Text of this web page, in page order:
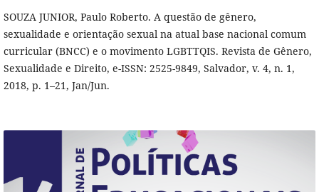
SOUZA JUNIOR, Paulo Roberto. A questão de gênero,
sexualidade e orientação sexual na atual base nacional comum
curricular (BNCC) e o movimento LGBTTQIS. Revista de Gênero,
Sexualidade e Direito, e-ISSN: 2525-9849, Salvador, v. 4, n. 1,
2018, p. 1–21, Jan/Jun.